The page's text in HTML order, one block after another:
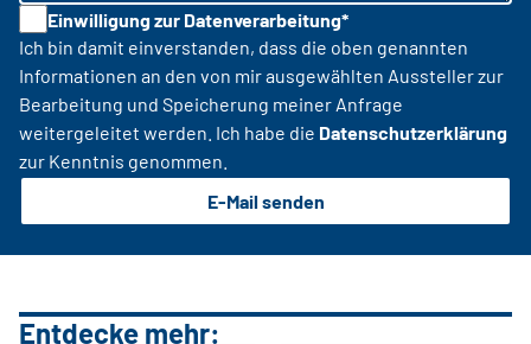
Einwilligung zur Datenverarbeitung*
Ich bin damit einverstanden, dass die oben genannten
Informationen an den von mir ausgewählten Aussteller zur
Bearbeitung und Speicherung meiner Anfrage
weitergeleitet werden. Ich habe die Datenschutzerklärung
zur Kenntnis genommen.
E-Mail senden
Entdecke mehr: